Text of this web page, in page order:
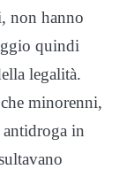
non hanno
quindi
legalità.
minorenni,
antidroga in